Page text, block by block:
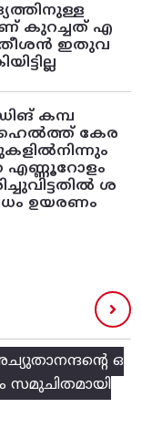
കുറച്ചത് എ
ഇതുവ
കമ്പ
കേര
എണ്ണൂറോളം
ശ
ഉയരണം
ഒ
സമുചിതമായി